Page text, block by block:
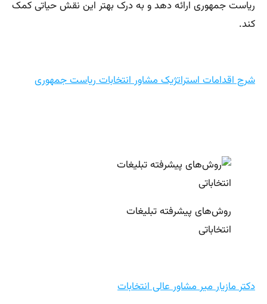
ریاست جمهوری ارائه دهد و به درک بهتر این نقش حیاتی کمک
کند.
شرح اقدامات استراتژیک مشاور انتخابات ریاست جمهوری
روش‌های پیشرفته تبلیغات
انتخاباتی
دکتر مازیار میر مشاور عالی انتخابات